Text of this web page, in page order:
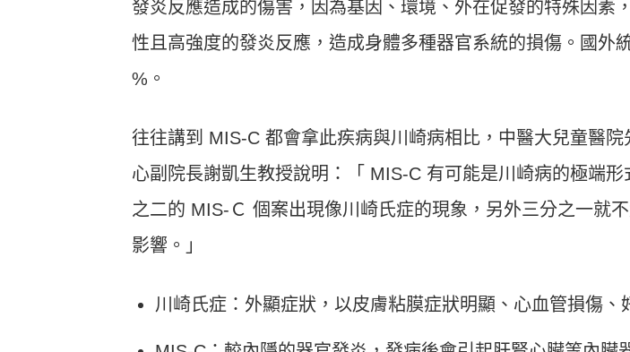
發炎反應造成的傷害，因為基因、環境、外在促發的特殊因素
性且高強度的發炎反應，造成身體多種器官系統的損傷。國外
%。
往往講到 MIS-C 都會拿此疾病與川崎病相比，中醫大兒童醫
心副院長謝凱生教授說明：「 MIS-C 有可能是川崎病的極端
之二的 MIS-Ｃ 個案出現像川崎氏症的現象，另外三分之一就
影響。」
川崎氏症：外顯症狀，以皮膚粘膜症狀明顯、心血管損傷、